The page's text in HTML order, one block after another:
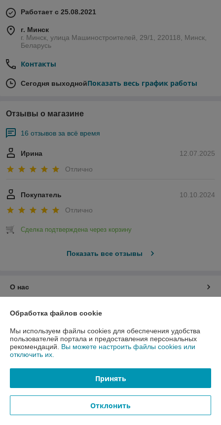
Работает с 25.08.2021
г. Минск
г. Минск, улица Машиностроителей, 29/1, 220118, Минск,
Беларусь
Контакты
Сегодня выходнойПоказать весь график работы
Отзывы о магазине
16 отзывов за всё время
12.07.2025
Ирина
Отлично
10.10.2024
Покупатель
Отлично
Сделка подтверждена через корзину
Показать все отзывы
О нас
Контакты
Доставка и оплата
График работы
Политика обработки cookies
Обработка файлов cookie
Мы используем файлы cookies для обеспечения удобства
пользователей портала и предоставления персональных
рекомендаций. Вы можете настроить файлы cookies или
отключить их.
Принять
Отклонить